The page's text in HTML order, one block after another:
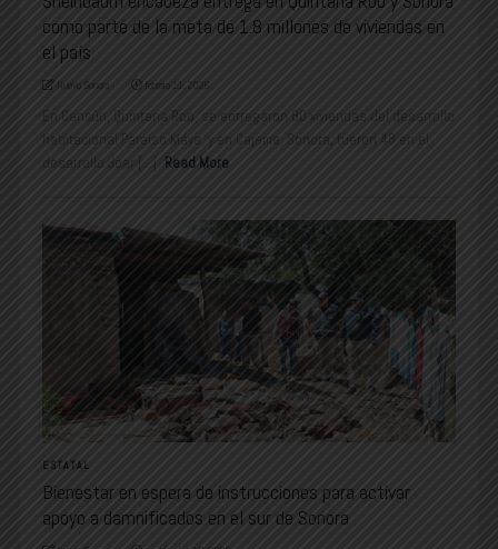
como parte de la meta de 1.8 millones de viviendas en
el país
Nuevo Sonora febrero 11, 2026
En Cancún, Quintana Roo, se entregaron 80 viviendas del desarrollo
habitacional Paraíso Maya, y en Cajeme, Sonora, fueron 48 en el
desarrollo Joar [...]
Read More
ESTATAL
Bienestar en espera de instrucciones para activar
apoyo a damnificados en el sur de Sonora